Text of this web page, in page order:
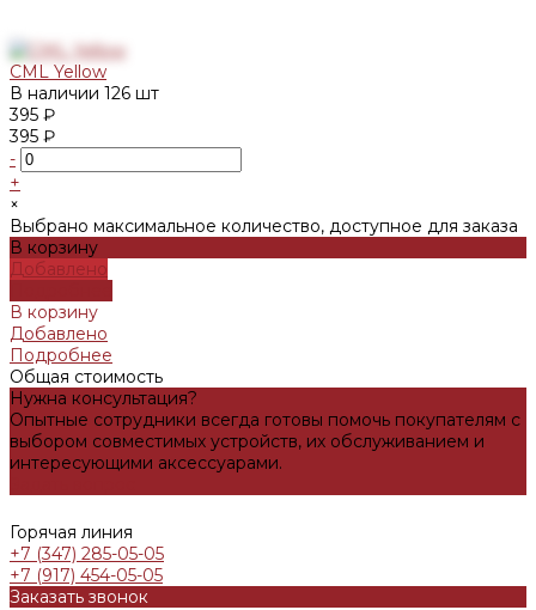
CML Yellow
В наличии 126 шт
395 ₽
395 ₽
-
+
×
Выбрано максимальное количество, доступное для заказа
В корзину
Добавлено
В корзину
Добавлено
Подробнее
Общая стоимость
Нужна консультация?
Опытные сотрудники всегда готовы помочь покупателям с
выбором совместимых устройств, их обслуживанием и
интересующими аксессуарами.
Горячая линия
+7 (347) 285-05-05
+7 (917) 454-05-05
Заказать звонок